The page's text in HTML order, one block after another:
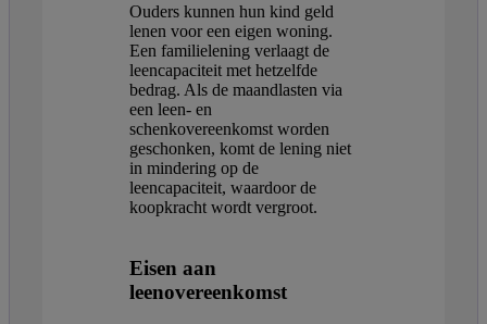
Ouders kunnen hun kind geld
lenen voor een eigen woning.
Een familielening verlaagt de
leencapaciteit met hetzelfde
bedrag. Als de maandlasten via
een leen- en
schenkovereenkomst worden
geschonken, komt de lening niet
in mindering op de
leencapaciteit, waardoor de
koopkracht wordt vergroot.
Eisen aan
leenovereenkomst